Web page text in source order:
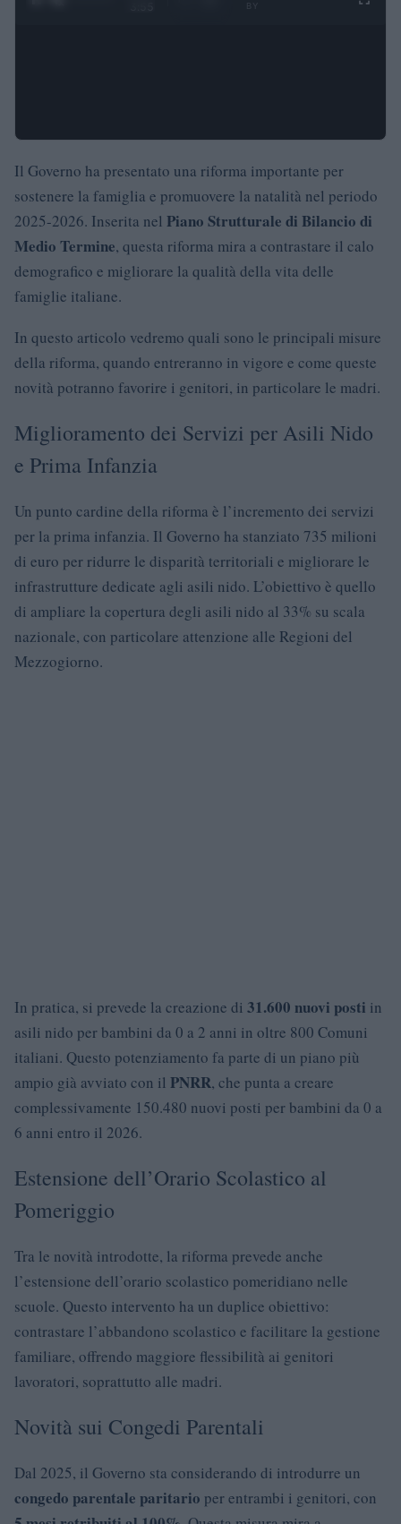
Il Governo ha presentato una riforma importante per
sostenere la famiglia e promuovere la natalità nel periodo
2025-2026. Inserita nel Piano Strutturale di Bilancio di
Medio Termine, questa riforma mira a contrastare il calo
demografico e migliorare la qualità della vita delle
famiglie italiane.
In questo articolo vedremo quali sono le principali misure
della riforma, quando entreranno in vigore e come queste
novità potranno favorire i genitori, in particolare le madri.
Miglioramento dei Servizi per Asili Nido
e Prima Infanzia
Un punto cardine della riforma è l’incremento dei servizi
per la prima infanzia. Il Governo ha stanziato 735 milioni
di euro per ridurre le disparità territoriali e migliorare le
infrastrutture dedicate agli asili nido. L’obiettivo è quello
di ampliare la copertura degli asili nido al 33% su scala
nazionale, con particolare attenzione alle Regioni del
Mezzogiorno.
In pratica, si prevede la creazione di 31.600 nuovi posti in
asili nido per bambini da 0 a 2 anni in oltre 800 Comuni
italiani. Questo potenziamento fa parte di un piano più
ampio già avviato con il PNRR, che punta a creare
complessivamente 150.480 nuovi posti per bambini da 0 a
6 anni entro il 2026.
Estensione dell’Orario Scolastico al
Pomeriggio
Tra le novità introdotte, la riforma prevede anche
l’estensione dell’orario scolastico pomeridiano nelle
scuole. Questo intervento ha un duplice obiettivo:
contrastare l’abbandono scolastico e facilitare la gestione
familiare, offrendo maggiore flessibilità ai genitori
lavoratori, soprattutto alle madri.
Novità sui Congedi Parentali
Dal 2025, il Governo sta considerando di introdurre un
congedo parentale paritario per entrambi i genitori, con